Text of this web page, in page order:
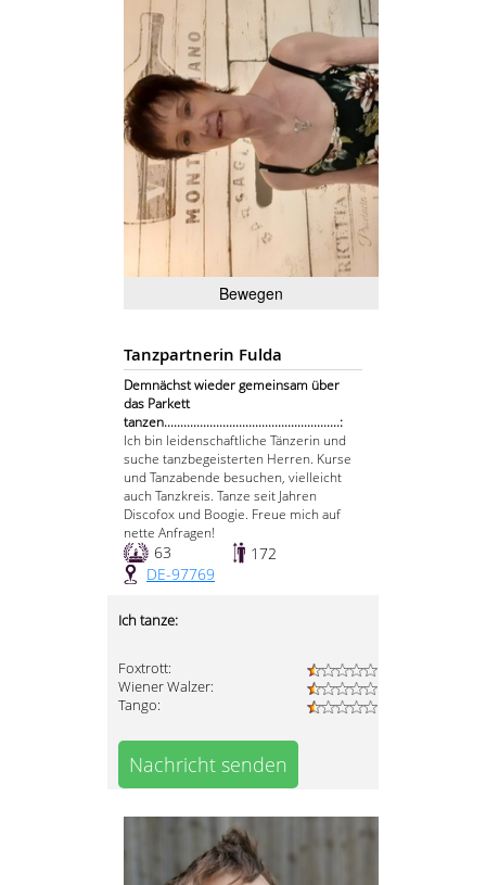
Bewegen
Tanzpartnerin Fulda
Demnächst wieder gemeinsam über
das Parkett
tanzen......................................................:
Ich bin leidenschaftliche Tänzerin und
suche tanzbegeisterten Herren. Kurse
und Tanzabende besuchen, vielleicht
auch Tanzkreis. Tanze seit Jahren
Discofox und Boogie. Freue mich auf
nette Anfragen!
63
172
DE-97769
Ich tanze:
Foxtrott:
Wiener Walzer:
Tango:
Nachricht senden